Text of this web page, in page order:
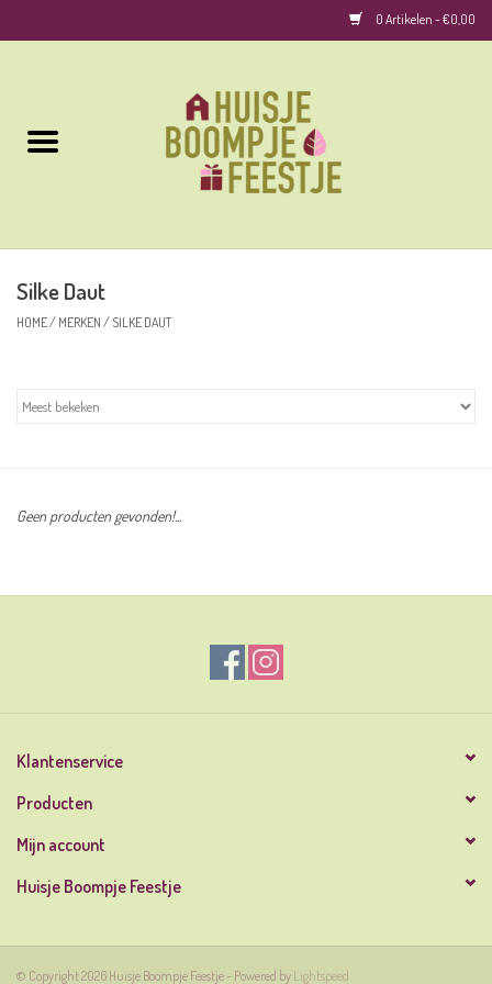
0 Artikelen - €0,00
Woonaccessoires
Silke Daut
HOME/ MERKEN / SILKE DAUT
Geen producten gevonden!...
Klantenservice
Producten
Mijn account
Huisje Boompje Feestje
© Copyright 2026 Huisje Boompje Feestje - Powered by Lightspeed